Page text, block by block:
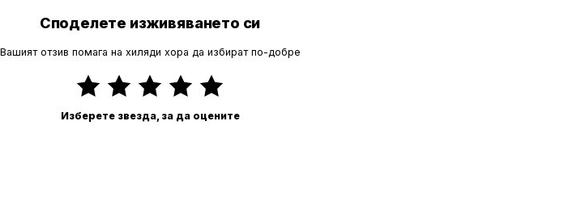
Споделете изживяването си
Вашият отзив помага на хиляди хора да избират по-добре
Изберете звезда, за да оцените